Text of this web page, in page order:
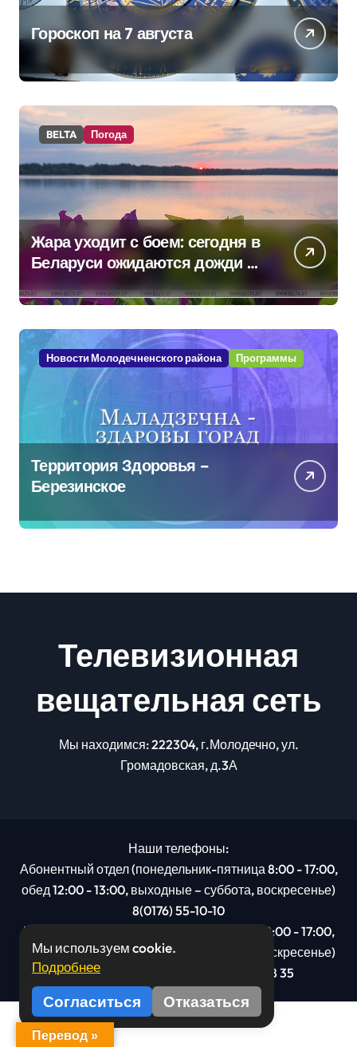
Гороскоп на 7 августа
BELTA Погода
Жара уходит с боем: сегодня в
Беларуси ожидаются дожди и
грозы
Новости Молодечненского района Программы
Территория Здоровья –
Березинское
Телевизионная
вещательная сеть
Мы находимся: 222304, г.Молодечно, ул.
Громадовская, д.3А
Наши телефоны:
Абонентный отдел (понедельник-пятница 8:00 - 17:00,
обед 12:00 - 13:00, выходные – суббота, воскресенье)
8(0176) 55-10-10
Рекламный отдел (понедельник-пятница 8:00 - 17:00,
обед 12:00 - 13:00, выходные – суббота, воскресенье)
8(0176): 54 95 80, МТС +375 29 201 78 35
Мы используем cookie.
Подробнее
Согласиться Отказаться
Перевод »